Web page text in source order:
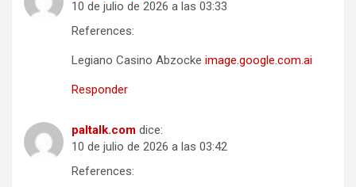
10 de julio de 2026 a las 03:33
References:
Legiano Casino Abzocke image.google.com.ai
Responder
paltalk.com dice:
10 de julio de 2026 a las 03:42
References: